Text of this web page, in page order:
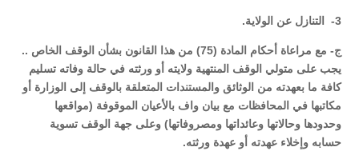
3- التنازل عن الولاية.
ج- مع مراعاة أحكام المادة (75) من هذا القانون بشأن الوقف الخاص ..
يجب على متولي الوقف المنتهية ولايته أو ورثته في حالة وفاته تسليم
كافة ما بعهدته من الوثائق والمستندات المتعلقة بالوقف إلى الوزارة أو
مكاتبها في المحافظات مع بيان واف بالأعيان الموقوفة (مواقعها
وحدودها وحالاتها وعائداتها ومصروفاتها) وعلى جهة الوقف تسوية
حسابه وإخلاء عهدته أو عهدة ورثته.